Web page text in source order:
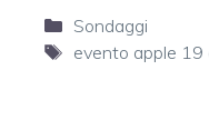
Categorie
Sondaggi
Tag
evento apple 19